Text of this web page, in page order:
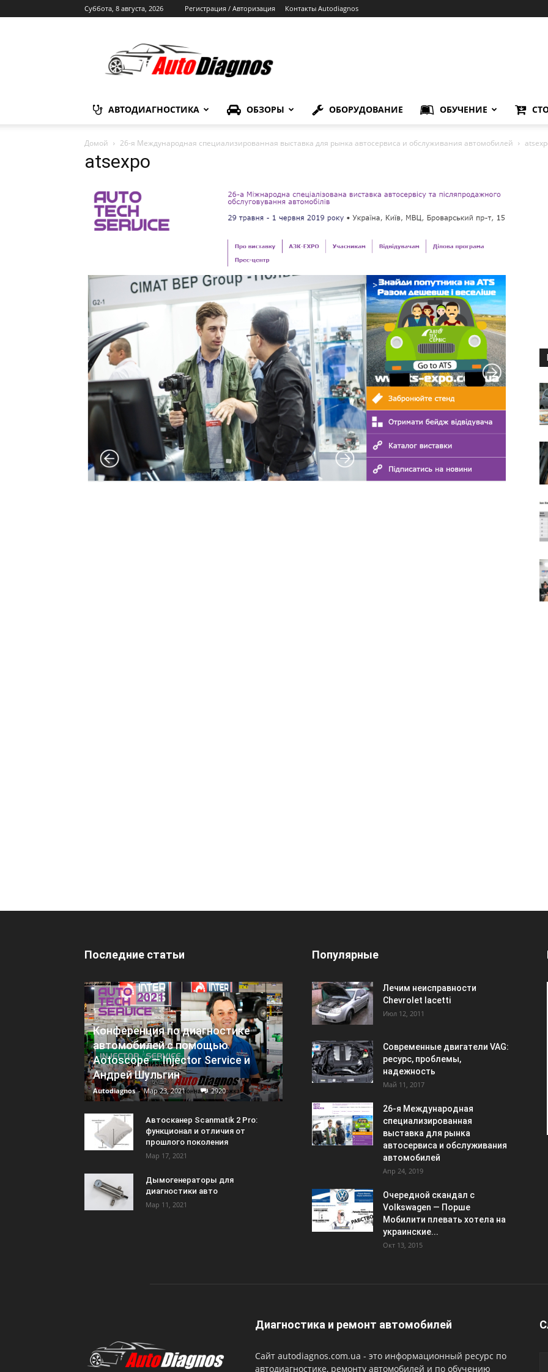
Суббота, 8 августа, 2026 Регистрация / Авторизация Контакты Autodiagnos
АВТОДИАГНОСТИКА ОБЗОРЫ ОБОРУДОВАНИЕ ОБУЧЕНИЕ
Домой 26-я Международная специализированная выставка для рынка автосервиса и обслуживания автомобилей
atsexpo
Последние статьи
Конференция по диагностике
автомобилей с помощью
Aotoscope — Injector Service и
Андрей Шульгин
Autodiagnos - Мар 23, 2021 2920
Автосканер Scanmatik 2 Pro:
функционал и отличия от
прошлого поколения
Мар 17, 2021
Дымогенераторы для
диагностики авто
Мар 11, 2021
Популярные
Лечим неисправности
Chevrolet lacetti
Июл 12, 2011
Современные двигатели VAG:
ресурс, проблемы,
надежность
Май 11, 2017
26-я Международная
специализированная
выставка для рынка
автосервиса и обслуживания
автомобилей
Апр 24, 2019
Очередной скандал с
Volkswagen — Порше
Мобилити плевать хотела на
украинские...
Окт 13, 2015
Диагностика и ремонт автомобилей
Сайт autodiagnos.com.ua - это информационный ресурс по
автодиагностике, ремонту автомобилей и по обучению